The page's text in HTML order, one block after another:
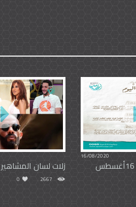
16/08/2020
زلات لسان المشاهير
2667
0